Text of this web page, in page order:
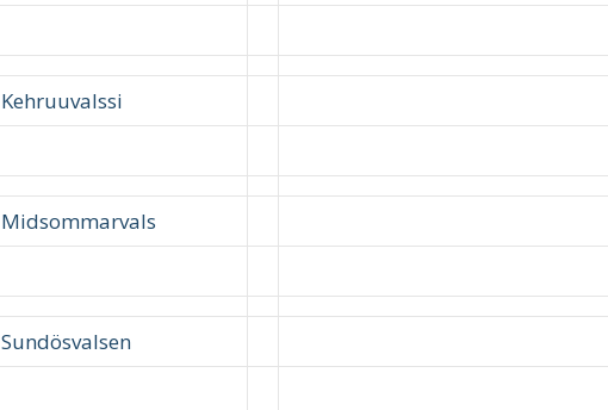
Kehruuvalssi
Midsommarvals
Sundösvalsen